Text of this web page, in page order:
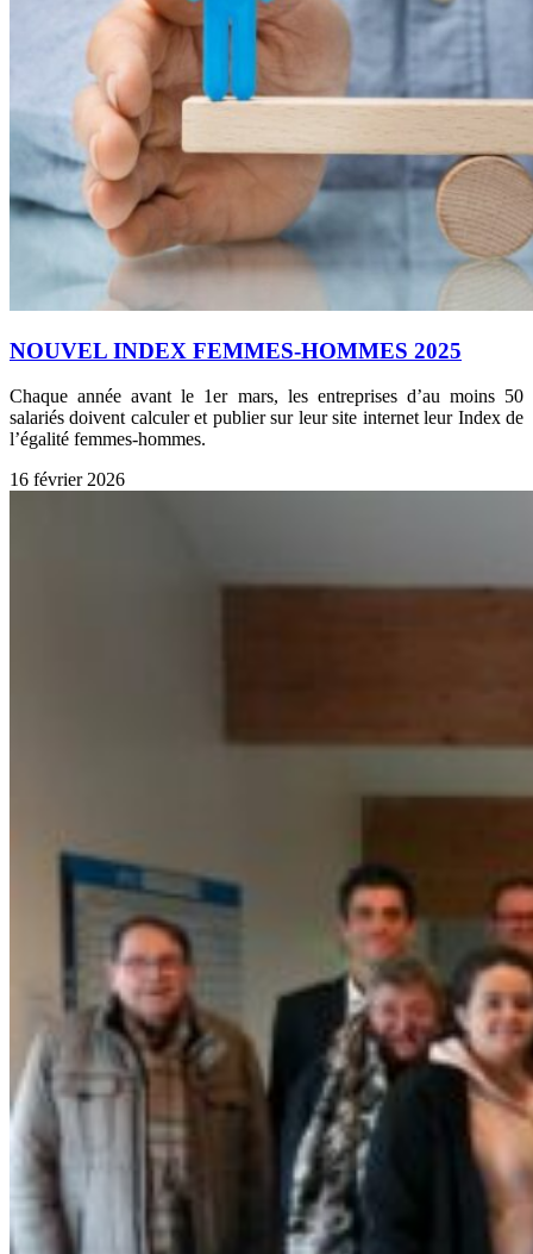
NOUVEL INDEX FEMMES-HOMMES 2025
Chaque année avant le 1er mars, les entreprises d’au moins 50
salariés doivent calculer et publier sur leur site internet leur Index de
l’égalité femmes-hommes.
16 février 2026